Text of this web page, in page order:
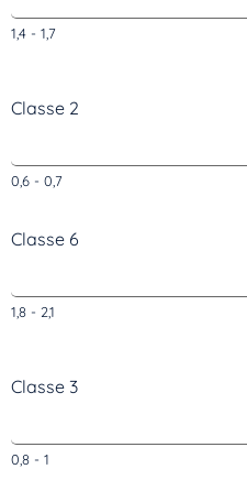
1,4 - 1,7
Classe 2
0,6 - 0,7
Classe 6
1,8 - 2,1
Classe 3
0,8 - 1